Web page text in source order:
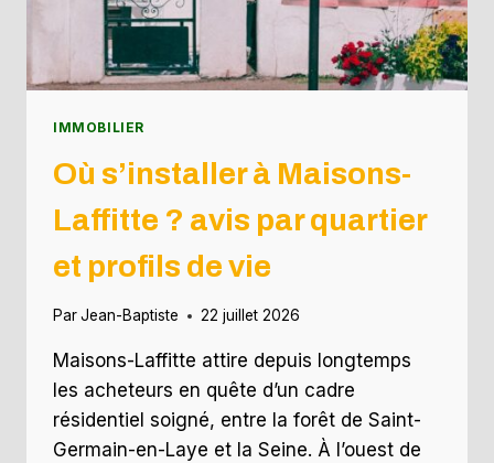
IMMOBILIER
Où s’installer à Maisons-
Laffitte ? avis par quartier
et profils de vie
ParJean-Baptiste 22 juillet 2026
Maisons-Laffitte attire depuis longtemps
les acheteurs en quête d’un cadre
résidentiel soigné, entre la forêt de Saint-
Germain-en-Laye et la Seine. À l’ouest de